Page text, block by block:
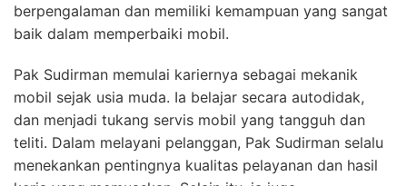
berpengalaman dan memiliki kemampuan yang sangat
baik dalam memperbaiki mobil.
Pak Sudirman memulai kariernya sebagai mekanik
mobil sejak usia muda. Ia belajar secara autodidak,
dan menjadi tukang servis mobil yang tangguh dan
teliti. Dalam melayani pelanggan, Pak Sudirman selalu
menekankan pentingnya kualitas pelayanan dan hasil